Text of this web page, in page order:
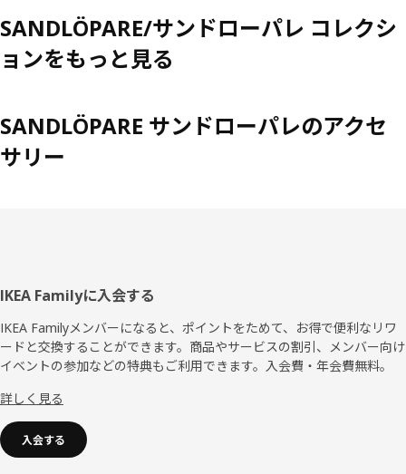
SANDLÖPARE/サンドローパレ コレクシ
ョンをもっと見る
SANDLÖPARE サンドローパレのアクセ
サリー
フ
ッ
タ
IKEA Familyに入会する
IKEA Familyメンバーになると、ポイントをためて、お得で便利なリワ
ードと交換することができます。商品やサービスの割引、メンバー向け
イベントの参加などの特典もご利用できます。入会費・年会費無料。
詳しく見る
入会する